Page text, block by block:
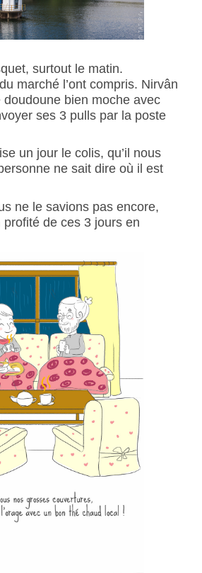
surtout le matin.
marché l’ont compris. Nirvân
bien moche avec
ses 3 pulls par la poste
un jour le colis, qu’il nous
ne sait dire où il est
ne le savions pas encore,
de ces 3 jours en